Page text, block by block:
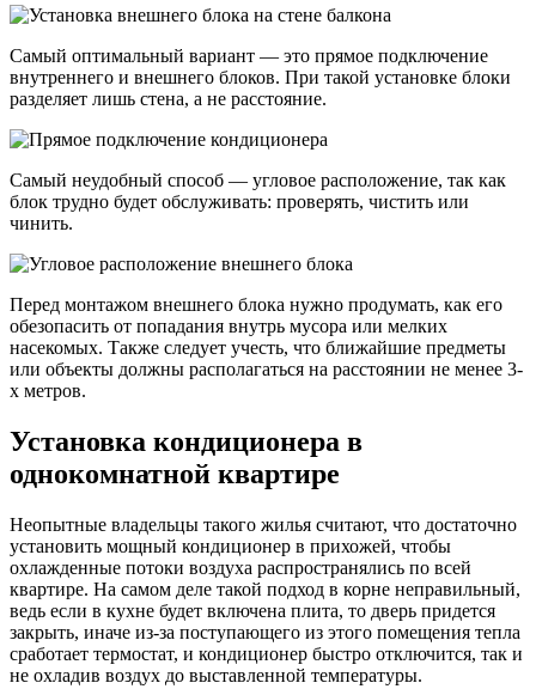
Самый оптимальный вариант — это прямое подключение
внутреннего и внешнего блоков. При такой установке блоки
разделяет лишь стена, а не расстояние.
Самый неудобный способ — угловое расположение, так как
блок трудно будет обслуживать: проверять, чистить или
чинить.
Перед монтажом внешнего блока нужно продумать, как его
обезопасить от попадания внутрь мусора или мелких
насекомых. Также следует учесть, что ближайшие предметы
или объекты должны располагаться на расстоянии не менее 3-
х метров.
Установка кондиционера в
однокомнатной квартире
Неопытные владельцы такого жилья считают, что достаточно
установить мощный кондиционер в прихожей, чтобы
охлажденные потоки воздуха распространялись по всей
квартире. На самом деле такой подход в корне неправильный,
ведь если в кухне будет включена плита, то дверь придется
закрыть, иначе из-за поступающего из этого помещения тепла
сработает термостат, и кондиционер быстро отключится, так и
не охладив воздух до выставленной температуры.